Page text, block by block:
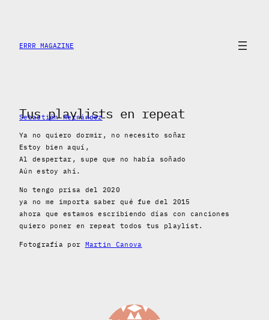
contenido
ERRR MAGAZINE
Tus playlists en repeat
Sebastián Hernández
Ya no quiero dormir, no necesito soñar
Estoy bien aquí,
Al despertar, supe que no había soñado
Aún estoy ahí.
No tengo prisa del 2020
ya no me importa saber qué fue del 2015
ahora que estamos escribiendo días con canciones
quiero poner en repeat todos tus playlist.
Fotografía por Martin Canova